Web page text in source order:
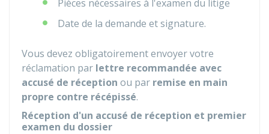
Pièces nécessaires à l'examen du litige
Date de la demande et signature.
Vous devez obligatoirement envoyer votre
réclamation par lettre recommandée avec
accusé de réception ou par remise en main
propre contre récépissé.
Réception d'un accusé de réception et premier
examen du dossier